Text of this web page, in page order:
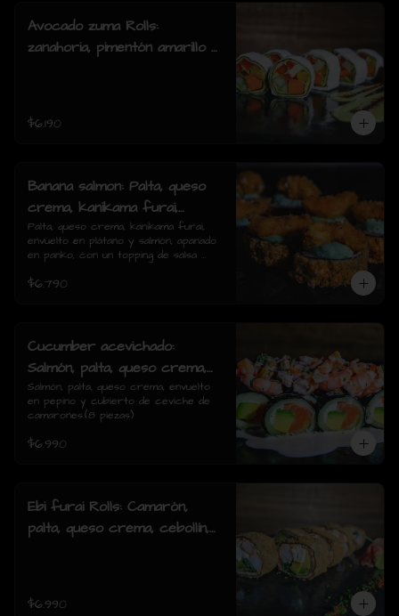
Avocado zuma Rolls:
zanahoria, pimentón amarillo y
$6.190
Banana salmon: Palta, queso
crema, kanikama furai,
envuelto en plátano y salmón,
apanado en panko, con un
camaron furai.(8 piezas)
Palta, queso crema, kanikama furai,
envuelto en plátano y salmón, apanado
en panko, con un topping de salsa
$6.790
Cucumber acevichado:
Salmón, palta, queso crema,
envuelto en pepino y cubierto
de ceviche de camarones.(8
Salmón, palta, queso crema, envuelto
en pepino y cubierto de ceviche de
camarones.(8 piezas)
$6.990
Ebi furai Rolls: Camarón,
palta, queso crema, cebollín,
$6.990